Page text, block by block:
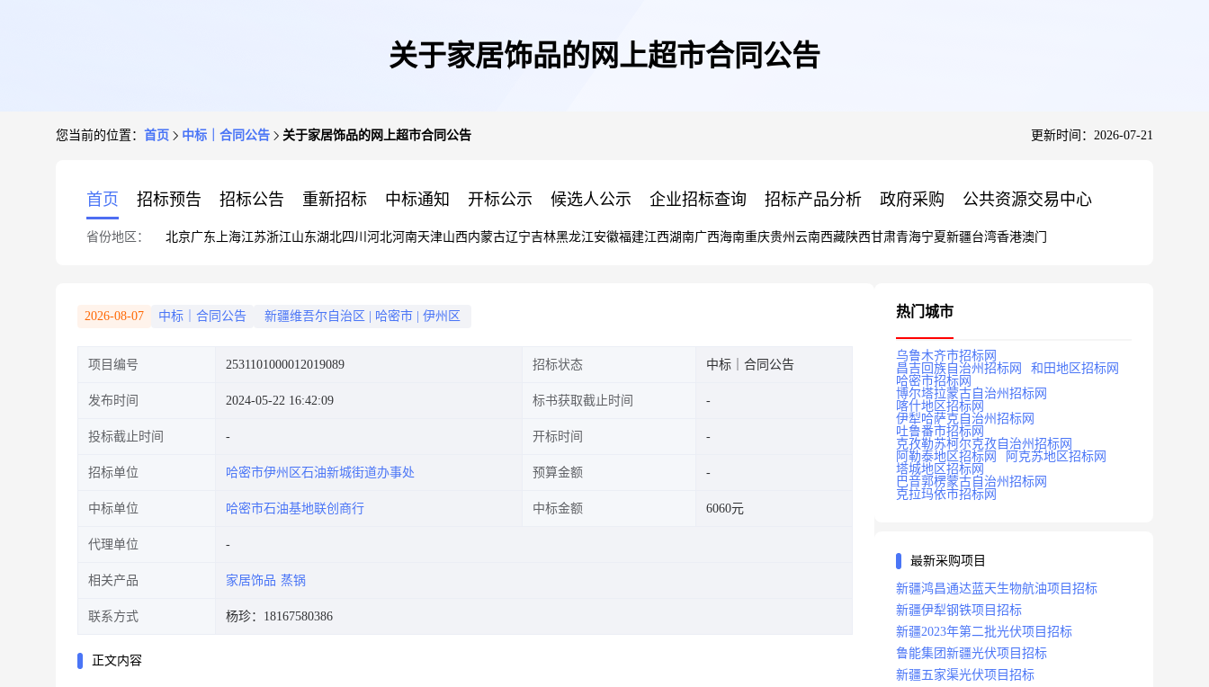
关于家居饰品的网上超市合同公告
您当前的位置： 首页 中标｜合同公告 关于家居饰品的网上超市合同公告 更新时间：2026-07-21
首页 招标预告 招标公告 重新招标 中标通知 开标公示 候选人公示 企业招标查询 招标产品分析 政府采购 公共资源交易中心
省份地区： 北京广东 上海江苏浙江山东湖北四川 河北河南天津山西内蒙古辽宁吉林黑龙江安徽福建江西湖南广西海南重庆贵州 云南西藏陕西甘肃青海宁夏新疆台湾香港澳门
2026-08-07 中标｜合同公告 新疆维吾尔自治区 哈密市 伊州区
项目编号 2531101000012019089 招标状态 中标｜合同公告
发布时间 2024-05-22 16:42:09 标书获取截止时间
投标截止时间 开标时间
招标单位 哈密市伊州区石油新城街道办事处 预算金额
中标单位 哈密市石油基地联创商行 中标金额 6060元
代理单位
相关产品 家居饰品 蒸锅
联系方式 杨珍：18167580386
正文内容
热门城市
乌鲁木齐市招标网
昌吉回族自治州招标网
和田地区招标网
哈密市招标网
博尔塔拉蒙古自治州招标网
喀什地区招标网
伊犁哈萨克自治州招标网
吐鲁番市招标网
克孜勒苏柯尔克孜自治州招标网
阿勒泰地区招标网
阿克苏地区招标网
塔城地区招标网
巴音郭楞蒙古自治州招标网
克拉玛依市招标网
最新采购项目
新疆鸿昌通达蓝天生物航油项目招标
新疆伊犁钢铁项目招标
新疆2023年第二批光伏项目招标
鲁能集团新疆光伏项目招标
新疆五家渠光伏项目招标